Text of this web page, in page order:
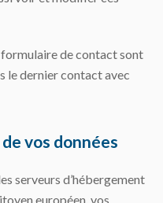
formulaire de contact sont
le dernier contact avec
vos données
serveurs d’hébergement
européen, vos